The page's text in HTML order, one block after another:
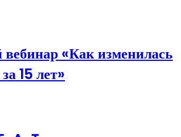
«Как изменилась
15 лет»